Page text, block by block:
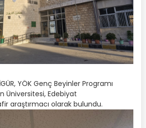
YÖK Genç Beyinler Programı
Üniversitesi, Edebiyat
araştırmacı olarak bulundu.